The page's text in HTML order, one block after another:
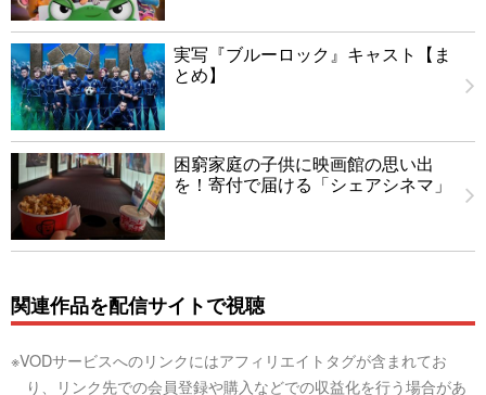
実写『ブルーロック』キャスト【ま
とめ】
困窮家庭の子供に映画館の思い出
を！寄付で届ける「シェアシネマ」
関連作品を配信サイトで視聴
※VODサービスへのリンクにはアフィリエイトタグが含まれてお
り、リンク先での会員登録や購入などでの収益化を行う場合があ